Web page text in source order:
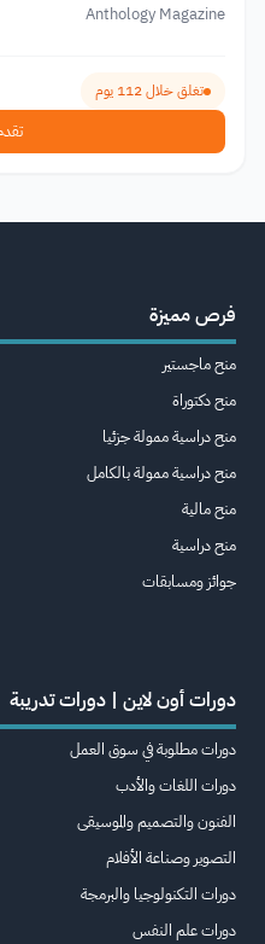
Anthology Magazine
تغلق خلال 112 يوم
فرص مميزة
منح ماجستير
منح دكتوراة
منح دراسية ممولة جزئيا
منح دراسية ممولة بالكامل
منح مالية
منح دراسية
جوائز ومسابقات
دورات أون لاين | دورات تدريبة
دورات مطلوبة في سوق العمل
دورات اللغات والأدب
الفنون والتصميم والموسيقى
التصوير وصناعة الأفلام
دورات التكنولوجيا والبرمجة
دورات علم النفس